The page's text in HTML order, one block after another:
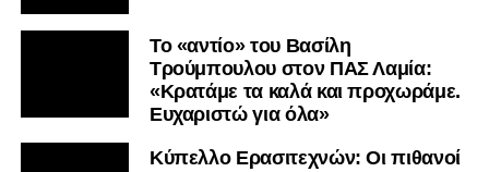
Το «αντίο» του Βασίλη
Τρούμπουλου στον ΠΑΣ Λαμία:
«Κρατάμε τα καλά και προχωράμε.
Ευχαριστώ για όλα»
Κύπελλο Ερασιτεχνών: Οι πιθανοί